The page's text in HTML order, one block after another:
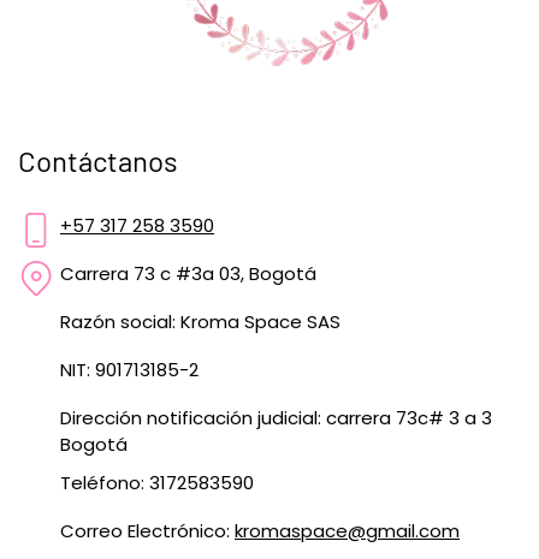
Contáctanos
+57 317 258 3590
Carrera 73 c #3a 03, Bogotá
Razón social: Kroma Space SAS
NIT: 901713185-2
Dirección notificación judicial: carrera 73c# 3 a 3
Bogotá
Teléfono: 3172583590
Correo Electrónico: kromaspace@gmail.com